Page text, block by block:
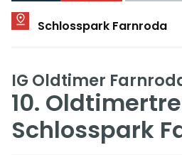
Schlosspark Farnroda
IG Oldtimer
10.
Schlosspark